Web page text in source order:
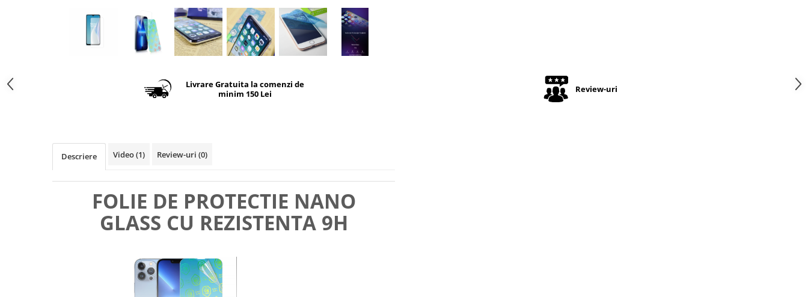
Livrare Gratuita la comenzi de
minim 150 Lei
Review-uri
Descriere Video(1) Review-uri (0)
FOLIE DE PROTECTIE NANO
GLASS CU REZISTENTA 9H